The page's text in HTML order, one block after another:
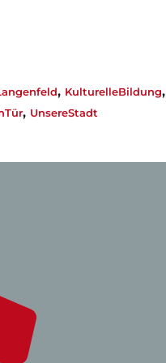
, KulturelleBildung,
, UnsereStadt